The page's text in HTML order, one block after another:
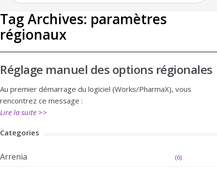
Tag Archives: paramètres
régionaux
Réglage manuel des options régionales
Au premier démarrage du logiciel (Works/PharmaX), vous
rencontrez ce message :
Lire la suite >>
Categories
Arrenia (6)